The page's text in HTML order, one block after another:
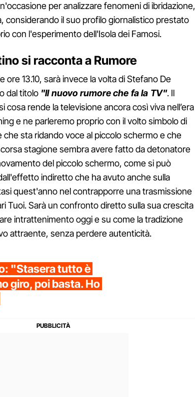
per analizzare fenomeni di ibridazione,
considerando il suo profilo giornalistico prestato
con l'esperimento dell'Isola dei Famosi.
si racconta a Rumore
ore 13.10, sarà invece la volta di Stefano De
dal titolo "Il nuovo rumore che fa la TV". Il
cosa rende la televisione ancora così viva nell’era
e ne parleremo proprio con il volto simbolo di
che sta ridando voce al piccolo schermo e che
stagione sembra avere fatto da detonatore
del piccolo schermo, come si può
indiretto che ha avuto anche sulla
quest'anno nel contrapporre una trasmissione
Tuoi. Sarà un confronto diretto sulla sua crescita
intrattenimento oggi e su come la tradizione
attraente, senza perdere autenticità.
"Stasera tutto è
giro, poi basta. Ho